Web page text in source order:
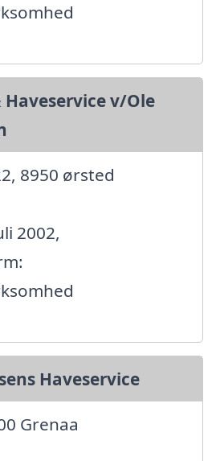
Haveservice v/Ole
8950 ørsted
2002,
Haveservice
Grenaa